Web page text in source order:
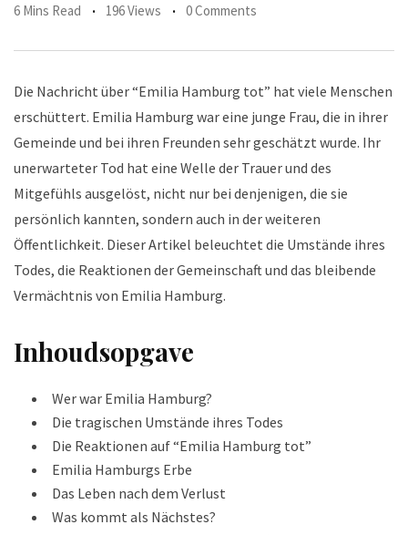
6 Mins Read
196 Views 0 Comments
Die Nachricht über “Emilia Hamburg tot” hat viele Menschen
erschüttert. Emilia Hamburg war eine junge Frau, die in ihrer
Gemeinde und bei ihren Freunden sehr geschätzt wurde. Ihr
unerwarteter Tod hat eine Welle der Trauer und des
Mitgefühls ausgelöst, nicht nur bei denjenigen, die sie
persönlich kannten, sondern auch in der weiteren
Öffentlichkeit. Dieser Artikel beleuchtet die Umstände ihres
Todes, die Reaktionen der Gemeinschaft und das bleibende
Vermächtnis von Emilia Hamburg.
Inhoudsopgave
Wer war Emilia Hamburg?
Die tragischen Umstände ihres Todes
Die Reaktionen auf “Emilia Hamburg tot”
Emilia Hamburgs Erbe
Das Leben nach dem Verlust
Was kommt als Nächstes?